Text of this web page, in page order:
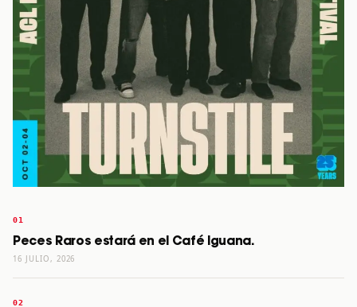
Peces Raros estará en el Café Iguana.
16 JULIO, 2026